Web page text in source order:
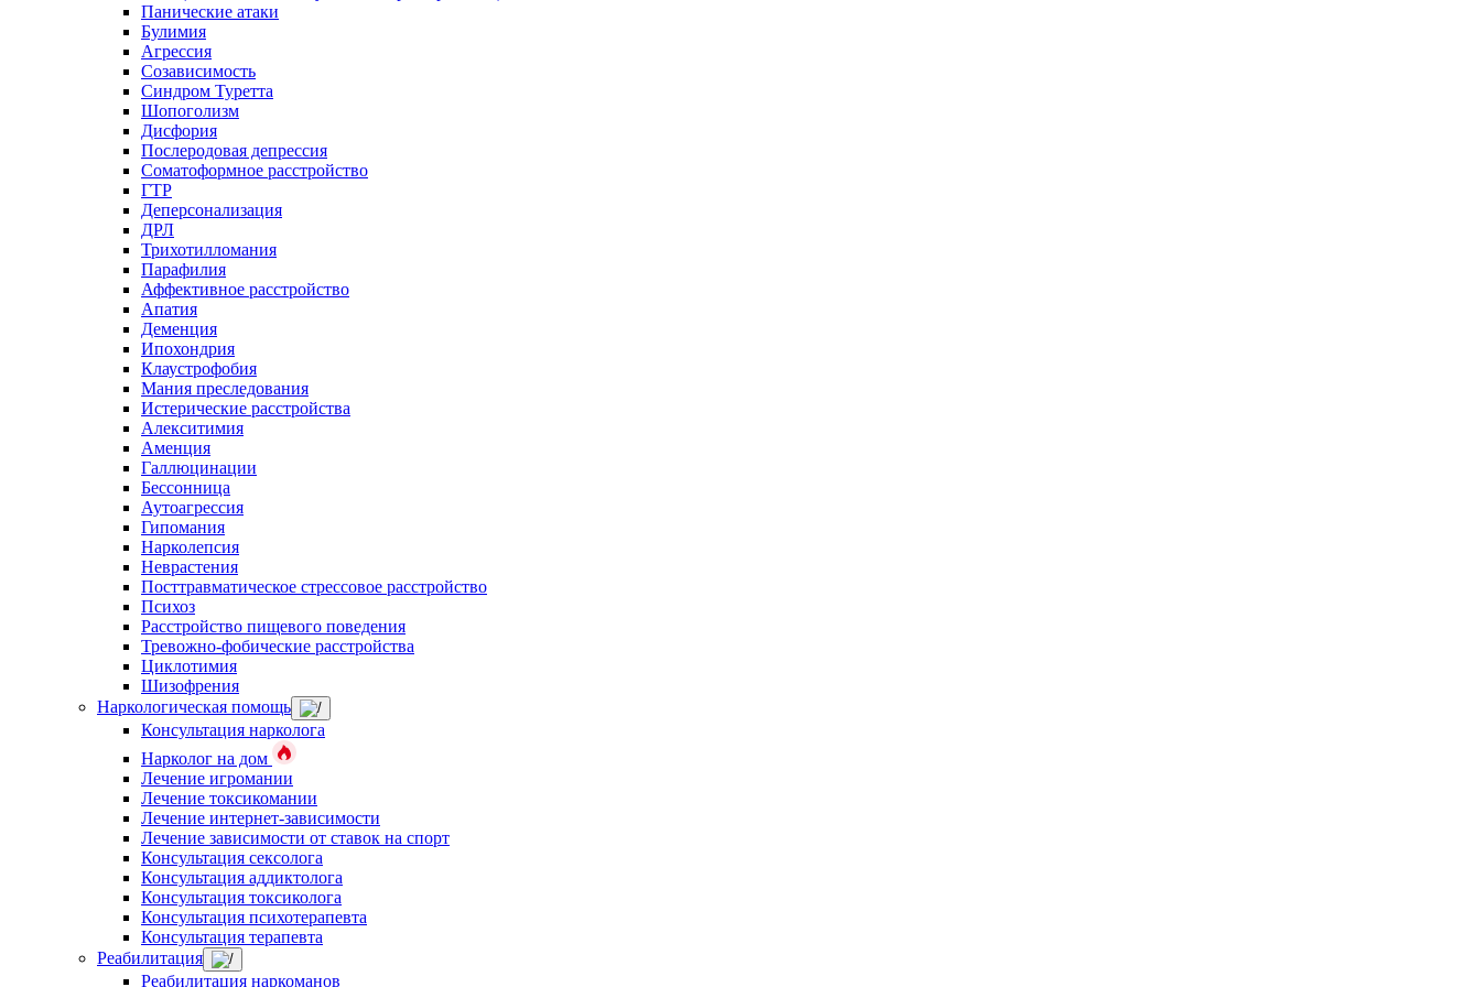
Панические атаки
Булимия
Агрессия
Созависимость
Синдром Туретта
Шопоголизм
Дисфория
Послеродовая депрессия
Соматоформное расстройство
ГТР
Деперсонализация
ДРЛ
Трихотилломания
Парафилия
Аффективное расстройство
Апатия
Деменция
Ипохондрия
Клаустрофобия
Мания преследования
Истерические расстройства
Алекситимия
Аменция
Галлюцинации
Бессонница
Аутоагрессия
Гипомания
Нарколепсия
Неврастения
Посттравматическое стрессовое расстройство
Психоз
Расстройство пищевого поведения
Тревожно-фобические расстройства
Циклотимия
Шизофрения
Наркологическая помощь
Консультация нарколога
Нарколог на дом
Лечение игромании
Лечение токсикомании
Лечение интернет-зависимости
Лечение зависимости от ставок на спорт
Консультация сексолога
Консультация аддиктолога
Консультация токсиколога
Консультация психотерапевта
Консультация терапевта
Реабилитация
Реабилитация наркоманов